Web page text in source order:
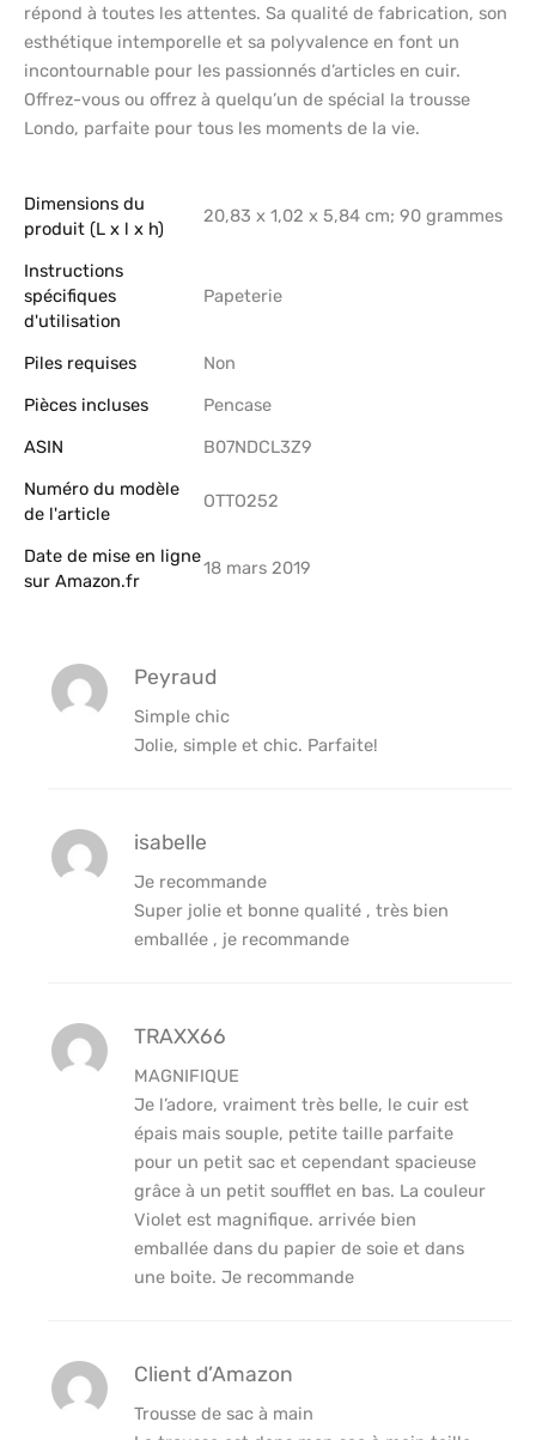
répond à toutes les attentes. Sa qualité de fabrication, son
esthétique intemporelle et sa polyvalence en font un
incontournable pour les passionnés d’articles en cuir.
Offrez-vous ou offrez à quelqu’un de spécial la trousse
Londo, parfaite pour tous les moments de la vie.
Dimensions du
produit (L x l x h)
‎20,83 x 1,02 x 5,84 cm; 90 grammes
Instructions
spécifiques
d'utilisation
‎Papeterie
Piles requises
‎Non
Pièces incluses
‎Pencase
ASIN
B07NDCL3Z9
Numéro du modèle
de l'article
OTTO252
Date de mise en ligne
sur Amazon.fr
18 mars 2019
Peyraud
Simple chic
Jolie, simple et chic. Parfaite!
isabelle
Je recommande
Super jolie et bonne qualité , très bien
emballée , je recommande
TRAXX66
MAGNIFIQUE
Je l’adore, vraiment très belle, le cuir est
épais mais souple, petite taille parfaite
pour un petit sac et cependant spacieuse
grâce à un petit soufflet en bas. La couleur
Violet est magnifique. arrivée bien
emballée dans du papier de soie et dans
une boite. Je recommande
Client d’Amazon
Trousse de sac à main